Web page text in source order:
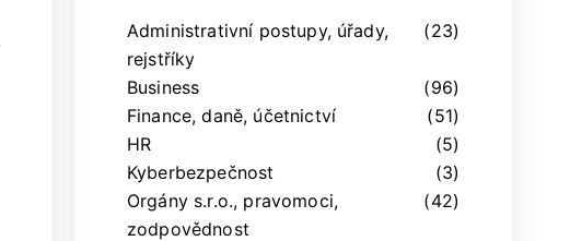
Administrativní postupy, úřady,
rejstříky
(23)
Business
(96)
Finance, daně, účetnictví
(51)
HR
(5)
Kyberbezpečnost
(3)
Orgány s.r.o., pravomoci,
zodpovědnost
(42)